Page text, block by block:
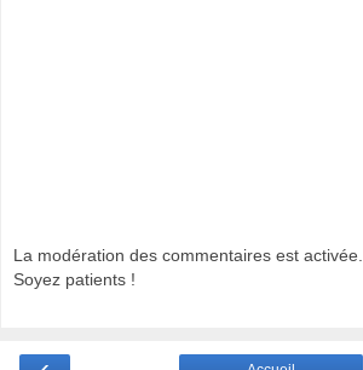
La modération des commentaires est activée.
Soyez patients !